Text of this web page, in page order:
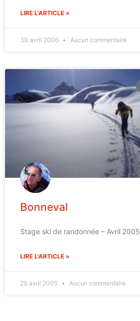
LIRE L'ARTICLE »
30 avril 2006 Aucun commentaire
Bonneval
Stage ski de randonnée – Avril 2005
LIRE L'ARTICLE »
25 avril 2005 Aucun commentaire